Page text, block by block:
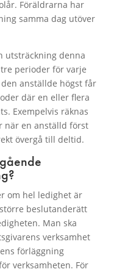
Föräldrarna har
samma dag utöver
utsträckning denna
perioder för varje
anställde högst får
där en eller flera
Exempelvis räknas
när en anställd först
övergå till deltid.
om hel ledighet är
beslutanderätt
Man ska
verksamhet
förläggning
verksamheten. För